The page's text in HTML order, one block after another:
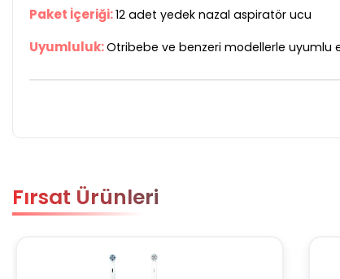
Paket İçeriği:12 adet yedek nazal aspiratör ucu
Uyumluluk:Otribebe ve benzeri modellerle uyumlu
Fırsat Ürünleri